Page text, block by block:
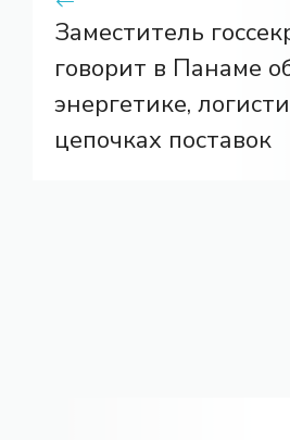
Заместитель
говорит в Панаме
энергетике,
цепочках поставок